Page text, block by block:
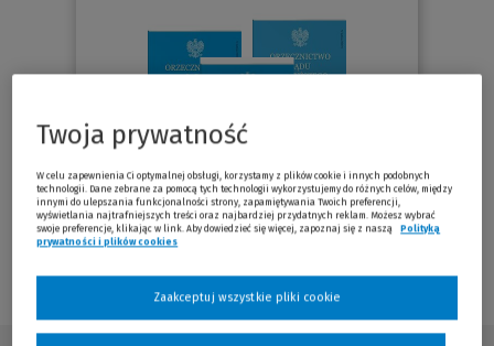
Twoja prywatność
W celu zapewnienia Ci optymalnej obsługi, korzystamy z plików cookie i innych podobnych
technologii. Dane zebrane za pomocą tych technologii wykorzystujemy do różnych celów, między
innymi do ulepszania funkcjonalności strony, zapamiętywania Twoich preferencji,
wyświetlania najtrafniejszych treści oraz najbardziej przydatnych reklam. Możesz wybrać
swoje preferencje, klikając w link. Aby dowiedzieć się więcej, zapoznaj się z naszą
Polityką
prywatności i plików cookies
Zaakceptuj wszystkie pliki cookie